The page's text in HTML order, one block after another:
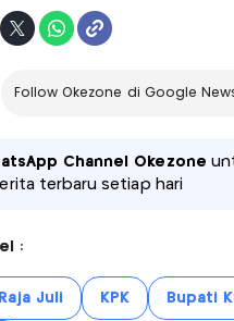
Follow Okezone di Google
Channel Okezone
terbaru setiap hari
:
Juli KPK Bupati